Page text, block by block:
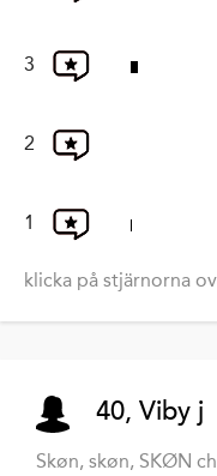
3
2
1
klicka på stjärnorna
40, Viby j
Skøn, skøn, SKØN